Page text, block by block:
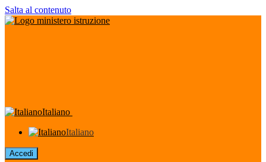
Salta al contenuto
Italiano
Italiano
Accedi